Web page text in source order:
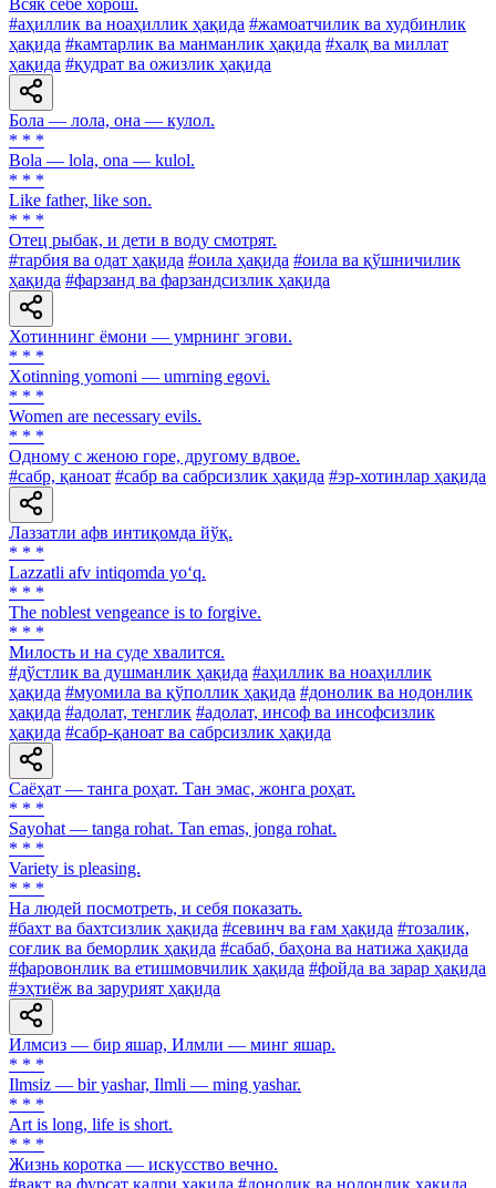
Всяк себе хорош.
#аҳиллик ва ноаҳиллик ҳақида #жамоатчилик ва худбинлик
ҳақида #камтарлик ва манманлик ҳақида #халқ ва миллат
ҳақида #қудрат ва ожизлик ҳақида
Бола — лола, она — кулол.
* * *
Bola — lola, ona — kulol.
* * *
Like father, like son.
* * *
Отец рыбак, и дети в воду смотрят.
#тарбия ва одат ҳақида #оила ҳақида #оила ва қўшничилик
ҳақида #фарзанд ва фарзандсизлик ҳақида
Хотиннинг ёмони — умрнинг эгови.
* * *
Xotinning yomoni — umrning egovi.
* * *
Women are necessary evils.
* * *
Одному с женою горе, другому вдвое.
#сабр, қаноат #сабр ва сабрсизлик ҳақида #эр-хотинлар ҳақида
Лаззатли афв интиқомда йўқ.
* * *
Lazzatli afv intiqomda yo‘q.
* * *
The noblest vengeance is to forgive.
* * *
Милость и на суде хвалится.
#дўстлик ва душманлик ҳақида #аҳиллик ва ноаҳиллик
ҳақида #муомила ва қўполлик ҳақида #донолик ва нодонлик
ҳақида #адолат, тенглик #адолат, инсоф ва инсофсизлик
ҳақида #сабр-қаноат ва сабрсизлик ҳақида
Саёҳат — танга роҳат. Тан эмас, жонга роҳат.
* * *
Sayohat — tanga rohat. Tan emas, jonga rohat.
* * *
Variety is pleasing.
* * *
Ha людей посмотреть, и себя показать.
#бахт ва бахтсизлик ҳақида #севинч ва ғам ҳақида #тозалик,
соғлик ва беморлик ҳақида #сабаб, баҳона ва натижа ҳақида
#фаровонлик ва етишмовчилик ҳақида #фойда ва зарар ҳақида
#эҳтиёж ва зарурият ҳақида
Илмсиз — бир яшар, Илмли — минг яшар.
* * *
Ilmsiz — bir yashar, Ilmli — ming yashar.
* * *
Art is long, life is short.
* * *
Жизнь коротка — искусство вечно.